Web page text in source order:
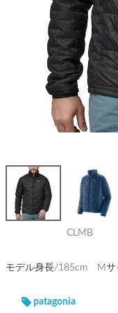
CLMB
モデル身長/185cm Mサ
patagonia